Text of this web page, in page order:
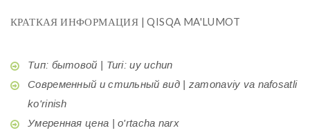
КРАТКАЯ ИНФОРМАЦИЯ | QISQA MA'LUMOT
Тип: бытовой | Turi: uy uchun
Современный и стильный вид | zamonaviy va nafosatli
ko'rinish
Умеренная цена | o'rtacha narx